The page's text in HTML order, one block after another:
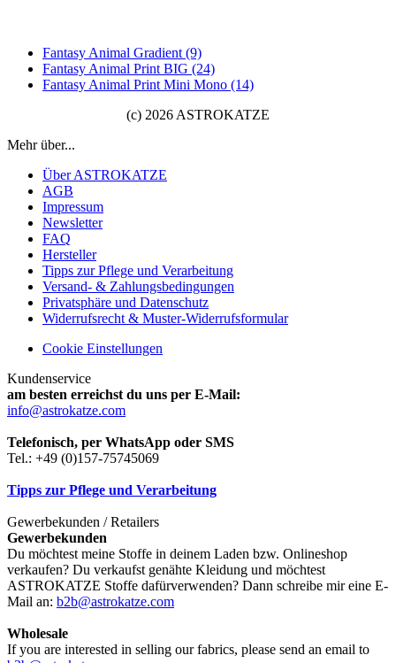
Fantasy Animal Gradient (9)
Fantasy Animal Print BIG (24)
Fantasy Animal Print Mini Mono (14)
(c) 2026 ASTROKATZE
Mehr über...
Über ASTROKATZE
AGB
Impressum
Newsletter
FAQ
Hersteller
Tipps zur Pflege und Verarbeitung
Versand- & Zahlungsbedingungen
Privatsphäre und Datenschutz
Widerrufsrecht & Muster-Widerrufsformular
Cookie Einstellungen
Kundenservice
am besten erreichst du uns per E-Mail:
info@astrokatze.com
Telefonisch, per WhatsApp oder SMS
Tel.: +49 (0)157-75745069
Tipps zur Pflege und Verarbeitung
Gewerbekunden / Retailers
Gewerbekunden
Du möchtest meine Stoffe in deinem Laden bzw. Onlineshop
verkaufen? Du verkaufst genähte Kleidung und möchtest
ASTROKATZE Stoffe dafürverwenden? Dann schreibe mir eine E-
Mail an: b2b@astrokatze.com
Wholesale
If you are interested in selling our fabrics, please send an email to